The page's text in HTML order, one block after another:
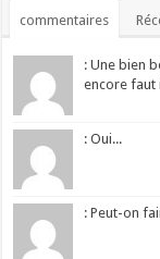
commentaires
: Une bien
encore faut
: Oui...
: Peut-on